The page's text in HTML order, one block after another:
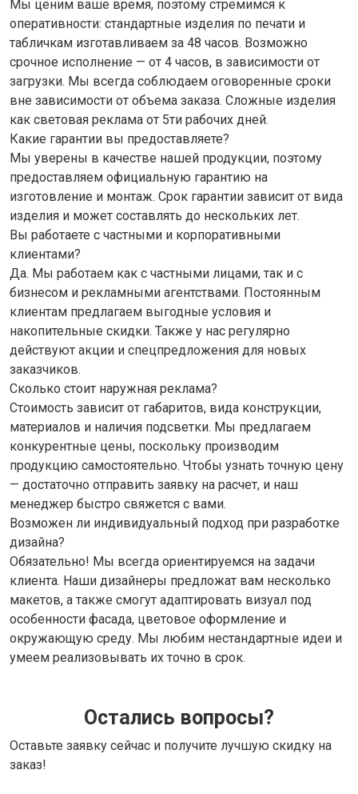
Мы ценим ваше время, поэтому стремимся к
оперативности: стандартные изделия по печати и
табличкам изготавливаем за 48 часов. Возможно
срочное исполнение — от 4 часов, в зависимости от
загрузки. Мы всегда соблюдаем оговоренные сроки
вне зависимости от объема заказа. Сложные изделия
как световая реклама от 5ти рабочих дней.
Какие гарантии вы предоставляете?
Мы уверены в качестве нашей продукции, поэтому
предоставляем официальную гарантию на
изготовление и монтаж. Срок гарантии зависит от вида
изделия и может составлять до нескольких лет.
Вы работаете с частными и корпоративными
клиентами?
Да. Мы работаем как с частными лицами, так и с
бизнесом и рекламными агентствами. Постоянным
клиентам предлагаем выгодные условия и
накопительные скидки. Также у нас регулярно
действуют акции и спецпредложения для новых
заказчиков.
Сколько стоит наружная реклама?
Стоимость зависит от габаритов, вида конструкции,
материалов и наличия подсветки. Мы предлагаем
конкурентные цены, поскольку производим
продукцию самостоятельно. Чтобы узнать точную цену
— достаточно отправить заявку на расчет, и наш
менеджер быстро свяжется с вами.
Возможен ли индивидуальный подход при разработке
дизайна?
Обязательно! Мы всегда ориентируемся на задачи
клиента. Наши дизайнеры предложат вам несколько
макетов, а также смогут адаптировать визуал под
особенности фасада, цветовое оформление и
окружающую среду. Мы любим нестандартные идеи и
умеем реализовывать их точно в срок.
Остались вопросы?
Оставьте заявку сейчас и получите лучшую скидку на
заказ!